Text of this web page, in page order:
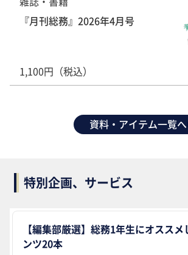
『月刊総務』2026年4月号
1,100円（税込）
資料・アイテム一覧へ
特別企画、サービス
【編集部厳選】総務1年生にオスス
ンツ20本